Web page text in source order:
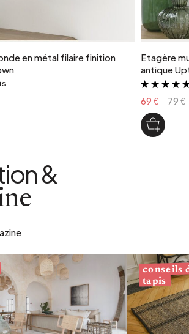
en métal filaire finition
Etagère
antique
69 € 79 €
&
conseils
tapis